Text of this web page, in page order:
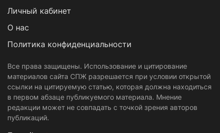
Личный кабинет
О нас
Политика конфиденциальности
Все права защищены. Использование и цитирование
материалов сайта СПЖ разрешается при условии открытой
ссылки на цитируемую статью, которая должна находиться
в первом абзаце публикуемого материала. Мнение
редакции может не совпадать с точкой зрения авторов
публикаций.